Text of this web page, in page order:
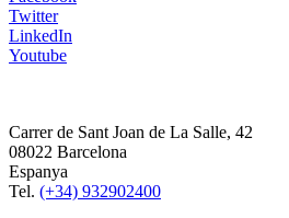
Twitter
LinkedIn
Youtube
Carrer de Sant Joan de La Salle, 42
08022 Barcelona
Espanya
Tel. (+34) 932902400